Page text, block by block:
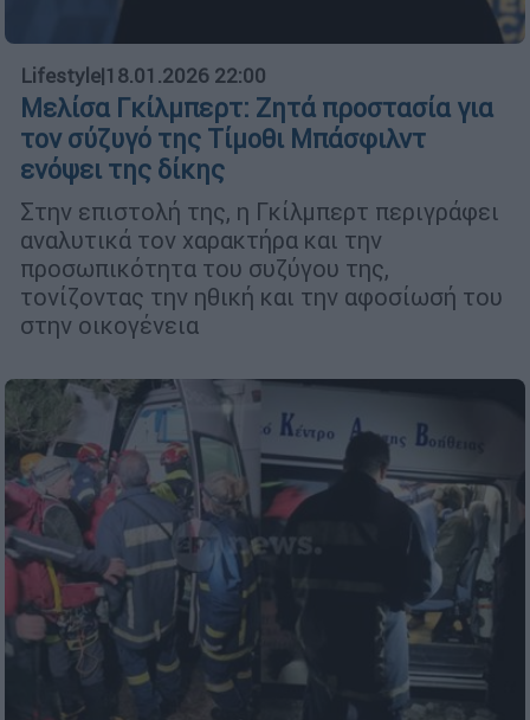
Lifestyle|18.01.2026 22:00
Μελίσα Γκίλμπερτ: Ζητά προστασία για
τον σύζυγό της Τίμοθι Μπάσφιλντ
ενόψει της δίκης
Στην επιστολή της, η Γκίλμπερτ περιγράφει
αναλυτικά τον χαρακτήρα και την
προσωπικότητα του συζύγου της,
τονίζοντας την ηθική και την αφοσίωσή του
στην οικογένεια